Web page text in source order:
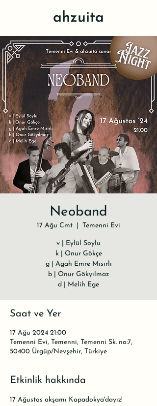
ahzuita
Neoband
17 Ağu Cmt Temenni Evi
v | Eylül Soylu
k | Onur Gökçe
g | Agah Emre Mısırlı
b | Onur Gökyılmaz
d | Melih Ege
Saat ve Yer
17 Ağu 2024 21:00
Temenni Evi, Temenni, Temenni Sk. no:7,
50400 Ürgüp/Nevşehir, Türkiye
Etkinlik hakkında
17 Ağustos akşamı Kapadokya'dayız!